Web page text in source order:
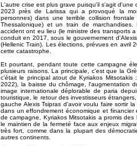
L'autre crise est plus grave puisqu'il s'agit
2023 près de Larissa qui a provoqué la
personnes) dans une terrible collision
Thessalonique) et un train de
accident ont eu lieu (le ministre des transports
conduit en 2017, sous le gouvernement
(Hellenic Train). Les élections, prévues en avril
cette catastrophe.
Et pourtant, pendant toute cette campagne
plusieurs raisons. La principale, c'est que la
c'était le principal atout de Kyriakos
2022), la baisse du chômage, l'augmentation
image internationale déplorable de paria
touristique, le retour des investisseurs
gauche Alexis Tsipras d'avoir voulu faire sortir
dans un effondrement économique et
de campagne, Kyriakos Mitsotakis a promis
le maintien de la fermeté face aux enjeux
très fort, comme dans la plupart des
autres continents.